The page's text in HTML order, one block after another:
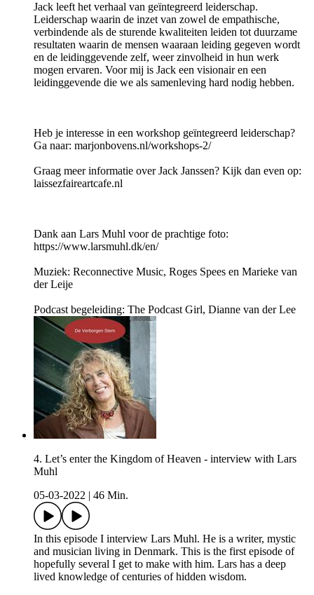
Jack leeft het verhaal van geïntegreerd leiderschap.
Leiderschap waarin de inzet van zowel de empathische,
verbindende als de sturende kwaliteiten leiden tot duurzame
resultaten waarin de mensen waaraan leiding gegeven wordt
en de leidinggevende zelf, weer zinvolheid in hun werk
mogen ervaren. Voor mij is Jack een visionair en een
leidinggevende die we als samenleving hard nodig hebben.
Heb je interesse in een workshop geïntegreerd leiderschap?
Ga naar: marjonbovens.nl/workshops-2/
Graag meer informatie over Jack Janssen? Kijk dan even op:
laissezfaireartcafe.nl
Dank aan Lars Muhl voor de prachtige foto:
https://www.larsmuhl.dk/en/
Muziek: Reconnective Music, Roges Spees en Marieke van
der Leije
Podcast begeleiding: The Podcast Girl, Dianne van der Lee
4. Let’s enter the Kingdom of Heaven - interview with Lars
Muhl
05-03-2022
46 Min.
In this episode I interview Lars Muhl. He is a writer, mystic
and musician living in Denmark. This is the first episode of
hopefully several I get to make with him. Lars has a deep
lived knowledge of centuries of hidden wisdom.